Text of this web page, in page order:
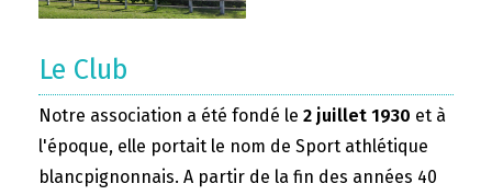
Le Club
Notre association a été fondé le 2 juillet 1930 et à
l'époque, elle portait le nom de Sport athlétique
blancpignonnais. A partir de la fin des années 40